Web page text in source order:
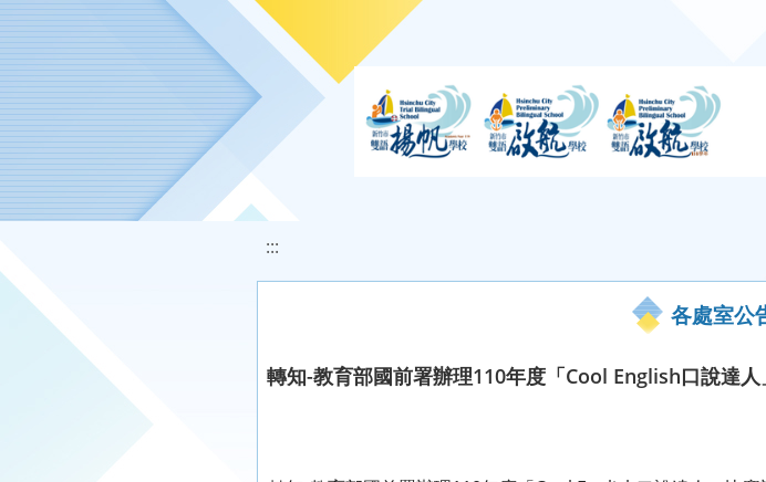
移至網頁之主要內容區位置
:::
各處室公
轉知-教育部國前署辦理110年度「Cool English口說達